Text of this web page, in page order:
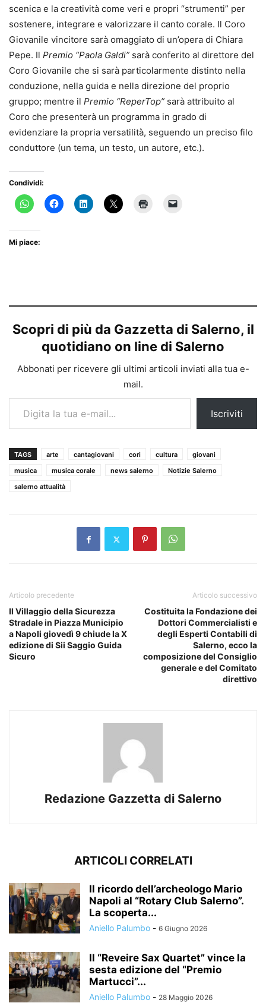
scenica e la creatività come veri e propri “strumenti” per
sostenere, integrare e valorizzare il canto corale. Il Coro
Giovanile vincitore sarà omaggiato di un’opera di Chiara
Pepe. Il Premio “Paola Galdi” sarà conferito al direttore del
Coro Giovanile che si sarà particolarmente distinto nella
conduzione, nella guida e nella direzione del proprio
gruppo; mentre il Premio “ReperTop” sarà attribuito al
Coro che presenterà un programma in grado di
evidenziare la propria versatilità̀, seguendo un preciso filo
conduttore (un tema, un testo, un autore, etc.).
Condividi:
Mi piace:
Scopri di più da Gazzetta di Salerno, il
quotidiano on line di Salerno
Abbonati per ricevere gli ultimi articoli inviati alla tua e-
mail.
Digita la tua e-mail...
Iscriviti
TAGS arte cantagiovani cori cultura
giovani
musica
musica corale news salerno
Notizie Salerno
salerno attualità
Articolo precedente
Il Villaggio della Sicurezza
Stradale in Piazza Municipio
a Napoli giovedì 9 chiude la X
edizione di Sii Saggio Guida
Sicuro
Articolo successivo
Costituita la Fondazione dei
Dottori Commercialisti e
degli Esperti Contabili di
Salerno, ecco la
composizione del Consiglio
generale e del Comitato
direttivo
Redazione Gazzetta di Salerno
ARTICOLI CORRELATI
Il ricordo dell’archeologo Mario
Napoli al “Rotary Club Salerno”.
La scoperta...
Aniello Palumbo - 6 Giugno 2026
Il “Reveire Sax Quartet” vince la
sesta edizione del “Premio
Martucci”...
Aniello Palumbo - 28 Maggio 2026